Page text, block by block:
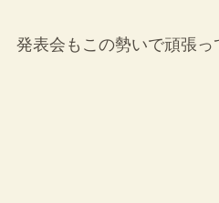
発表会もこの勢いで頑張